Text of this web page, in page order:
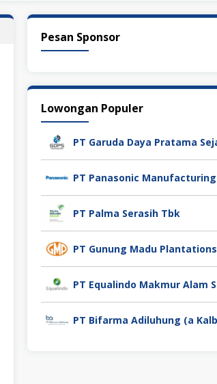
Pesan Sponsor
Lowongan Populer
PT Palma Serasih Tbk
PT Gunung Madu Plantations